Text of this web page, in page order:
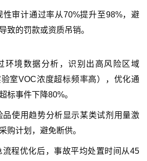
性审计通过率从70%提升至98%，避
致的罚款或资质吊销。
环境数据分析，识别出高风险区域
验室VOC浓度超标频率高），优化通
标事件下降80%。
品使用趋势分析显示某类试剂用量激
购计划，避免断供。
流程优化后，事故平均处置时间从45